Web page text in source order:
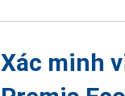
Xác minh